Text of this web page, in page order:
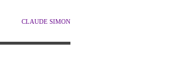
CLAUDE SIMON